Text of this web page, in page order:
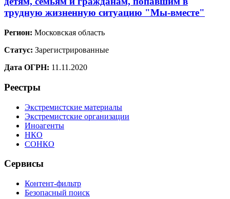
трудную жизненную ситуацию "Мы-вместе"
Регион: Московская область
Статус: Зарегистрированные
Дата ОГРН: 11.11.2020
Реестры
Экстремистские материалы
Экстремистские организации
Иноагенты
НКО
СОНКО
Сервисы
Контент-фильтр
Безопасный поиск